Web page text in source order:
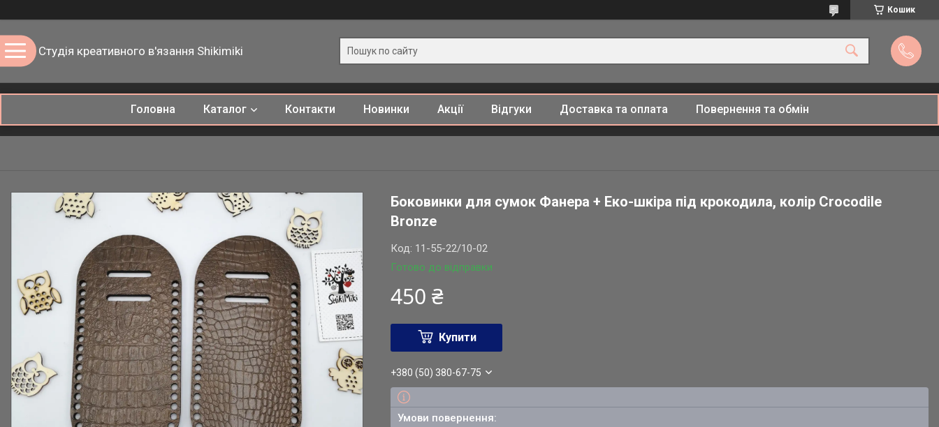
Кошик
Студія креативного в'язання Shikimiki
Головна Каталог Контакти Новинки Акції Відгуки Доставка та оплата Повернення та обмін
Боковинки для сумок Фанера + Еко-шкіра під крокодила, колір Crocodile
Bronze
Готово до відправки
Код: 11-55-22/10-02
450 ₴
Купити
+380 (50) 380-67-75